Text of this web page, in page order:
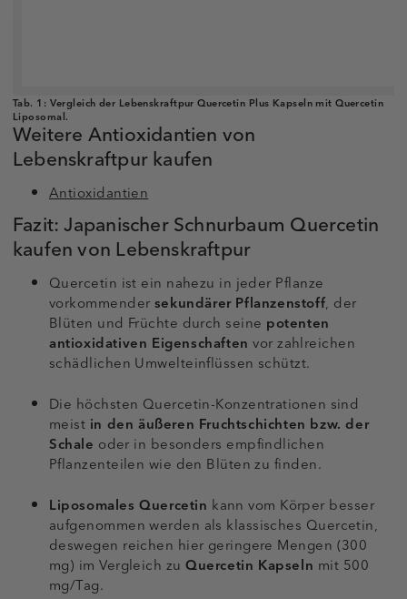
Tab. 1: Vergleich der Lebenskraftpur Quercetin Plus Kapseln mit Quercetin
Liposomal.
Weitere Antioxidantien von
Lebenskraftpur kaufen
Antioxidantien
Fazit: Japanischer Schnurbaum Quercetin
kaufen von Lebenskraftpur
Quercetin ist ein nahezu in jeder Pflanze
vorkommendersekundärer Pflanzenstoff, der
Blüten und Früchte durch seine potenten
antioxidativen Eigenschaften vor zahlreichen
schädlichen Umwelteinflüssen schützt.
Die höchsten Quercetin-Konzentrationen sind
meist in den äußeren Fruchtschichten bzw. der
Schale oder in besonders empfindlichen
Pflanzenteilen wie den Blüten zu finden.
Liposomales Quercetin kann vom Körper besser
aufgenommen werden als klassisches Quercetin,
deswegen reichen hier geringere Mengen (300
mg) im Vergleich zu Quercetin Kapseln mit 500
mg/Tag.